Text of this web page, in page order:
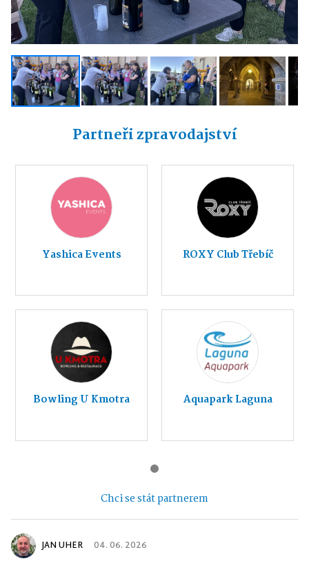
Partneři zpravodajství
Yashica Events ROXY Club Třebíč
Bowling U Kmotra Aquapark Laguna
Chci se stát partnerem
JAN UHER 04. 06. 2026